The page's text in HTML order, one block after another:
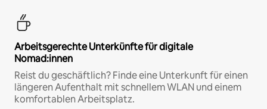
Arbeitsgerechte Unterkünfte für digitale
Nomad:innen
Reist du geschäftlich? Finde eine Unterkunft für einen
längeren Aufenthalt mit schnellem WLAN und einem
komfortablen Arbeitsplatz.